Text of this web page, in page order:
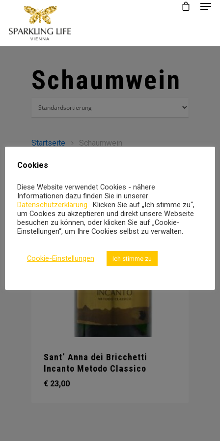
Schaumwein
Startseite Schaumwein
Sant‘ Anna dei Bricchetti
Incanto Metodo Classico
€ 23,00
Cookies
Diese Website verwendet Cookies - nähere
Informationen dazu finden Sie in unserer
Datenschutzerklärung
. Klicken Sie auf „Ich stimme zu“,
um Cookies zu akzeptieren und direkt unsere Webseite
besuchen zu können, oder klicken Sie auf „Cookie-
Einstellungen“, um Ihre Cookies selbst zu verwalten.
Cookie-Einstellungen Ich stimme zu